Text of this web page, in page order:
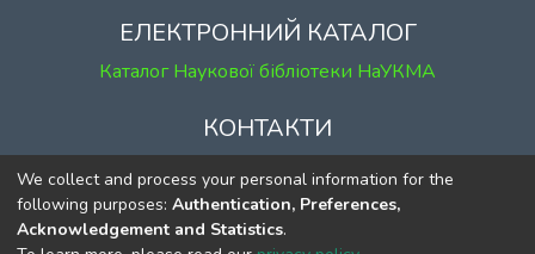
ЕЛЕКТРОННИЙ КАТАЛОГ
Каталог Наукової бібліотеки НаУКМА
КОНТАКТИ
м. Київ, вул. Григорія Сковороди, 2
к. 1, к. 120
тел. (044) 463-69-31
We collect and process your personal information for the
following purposes: Authentication, Preferences,
Acknowledgement and Statistics.